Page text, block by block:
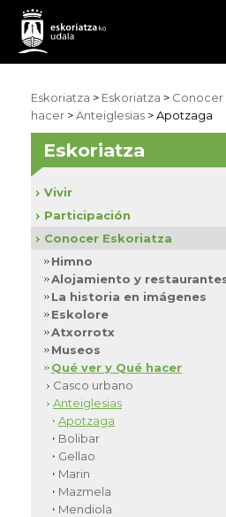
Eskoriatza > Eskoriatza > Conocer
hacer >Anteiglesias > Apotzaga
Eskoriatza
Vivir
Participación
Conocer Eskoriatza
Himno
Alojamiento y
La historia en imágenes
Eskolore
Atxorrotx
Museos
Qué ver y Qué hacer
Casco urbano
Anteiglesias
Apotzaga
Bolibar
Gellao
Marin
Mazmela
Mendiola